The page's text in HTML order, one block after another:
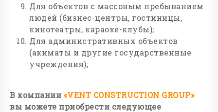
Для объектов с массовым пребыванием
людей (бизнес-центры, гостиницы,
кинотеатры, караоке-клубы);
Для административных объектов
(акиматы и другие государственные
учреждения);
В компании «VENT CONSTRUCTION GROUP»
вы можете приобрести следующее